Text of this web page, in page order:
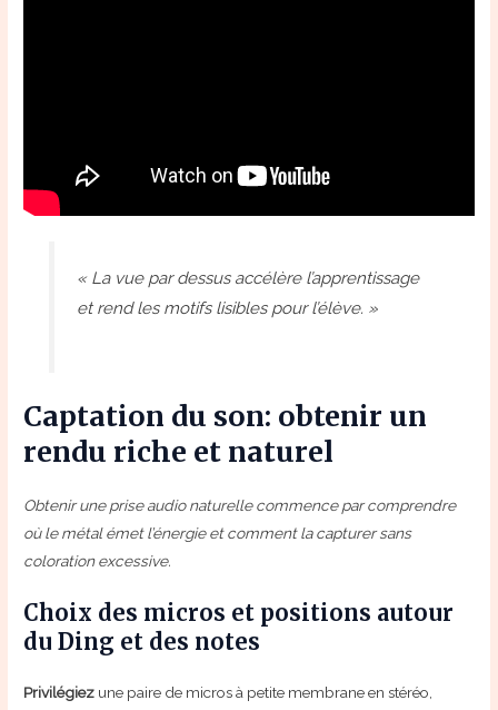
« La vue par dessus accélère l’apprentissage
et rend les motifs lisibles pour l’élève. »
Captation du son: obtenir un
rendu riche et naturel
Obtenir une prise audio naturelle commence par comprendre
où le métal émet l’énergie et comment la capturer sans
coloration excessive.
Choix des micros et positions autour
du Ding et des notes
Privilégiez une paire de micros à petite membrane en stéréo,